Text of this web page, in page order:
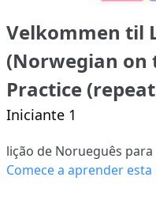
Velkommen til
(Norwegian on
Practice
Iniciante 1
lição de Norueguês
Comece a aprender